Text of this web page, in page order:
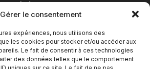
Gérer le consentement
expériences, nous utilisons des
les cookies pour stocker et/ou accéder aux
Le fait de consentir à ces technologies
des données telles que le comportement
(UE)
EN VIDÉO SUR INSTAGRAM